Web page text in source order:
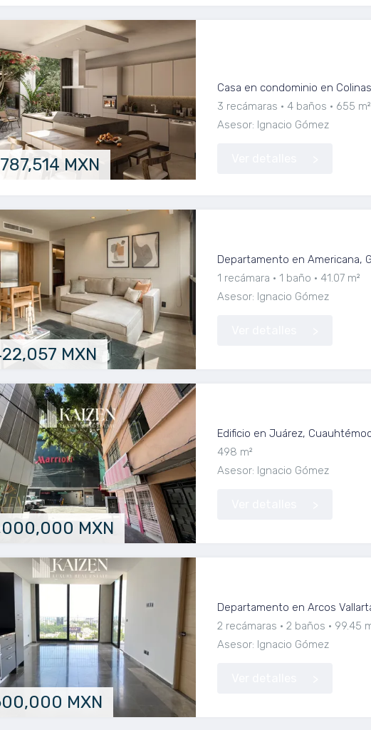
MXN
Casa en condominio en
3 recámaras
4 baños
655 m²
Asesor: Ignacio Gómez
MXN
Departamento en Americana,
1 recámara
1 baño
41.07 m²
Asesor: Ignacio Gómez
MXN
Edificio en Juárez,
498 m²
Asesor: Ignacio Gómez
MXN
Departamento en Arcos
2 recámaras
2 baños
99.45
Asesor: Ignacio Gómez